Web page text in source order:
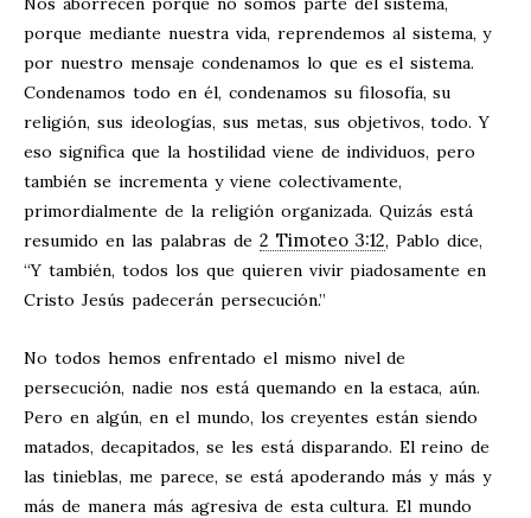
porque mediante nuestra vida, reprendemos al sistema, y
por nuestro mensaje condenamos lo que es el sistema.
Condenamos todo en él, condenamos su filosofía, su
religión, sus ideologías, sus metas, sus objetivos, todo. Y
eso significa que la hostilidad viene de individuos, pero
también se incrementa y viene colectivamente,
primordialmente de la religión organizada. Quizás está
resumido en las palabras de 2 Timoteo 3:12, Pablo dice,
“Y también, todos los que quieren vivir piadosamente en
Cristo Jesús padecerán persecución.”
No todos hemos enfrentado el mismo nivel de
persecución, nadie nos está quemando en la estaca, aún.
Pero en algún, en el mundo, los creyentes están siendo
matados, decapitados, se les está disparando. El reino de
las tinieblas, me parece, se está apoderando más y más y
más de manera más agresiva de esta cultura. El mundo